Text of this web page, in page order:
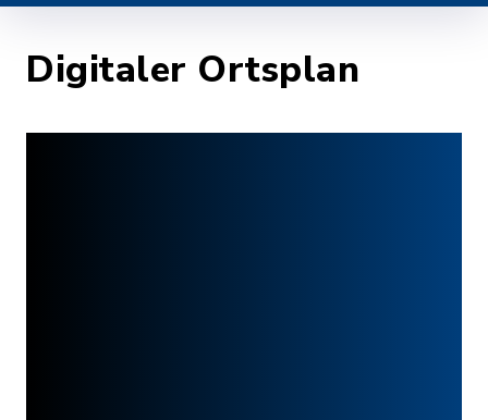
Digitaler Ortsplan